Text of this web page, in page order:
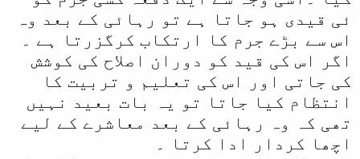
ئی قیدی ہو جاتا ہے تو رہائی کے بعد وہ
اس سے بڑے جرم کا ارتکاب کرگزرتا ہے ۔
اگر اس کی قید کو دوران اصلاح کی کوشش
کی جاتی اور اس کی تعلیم و تربیت کا
انتظام کیا جاتا تو یہ بات بعید نہیں
تھی کہ وہ رہائی کے بعد معاشرے کے لیے
اچھا کردار ادا کرتا ۔